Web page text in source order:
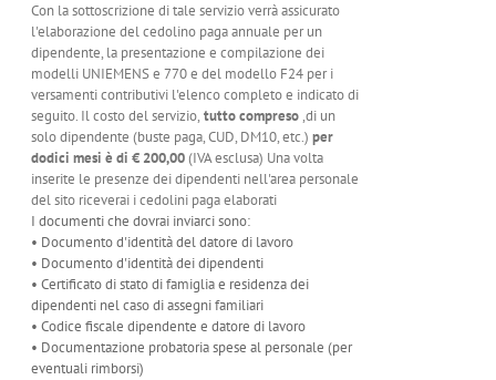
Con la sottoscrizione di tale servizio verrà assicurato
l'elaborazione del cedolino paga annuale per un
dipendente, la presentazione e compilazione dei
modelli UNIEMENS e 770 e del modello F24 per i
versamenti contributivi l'elenco completo e indicato di
seguito. Il costo del servizio, tutto compreso,di un
solo dipendente (buste paga, CUD, DM10, etc.)per
dodici mesi è di € 200,00(IVA esclusa) Una volta
inserite le presenze dei dipendenti nell'area personale
del sito riceverai i cedolini paga elaborati
I documenti che dovrai inviarci sono:
• Documento d'identità del datore di lavoro
• Documento d'identità dei dipendenti
• Certificato di stato di famiglia e residenza dei
dipendenti nel caso di assegni familiari
• Codice fiscale dipendente e datore di lavoro
• Documentazione probatoria spese al personale (per
eventuali rimborsi)